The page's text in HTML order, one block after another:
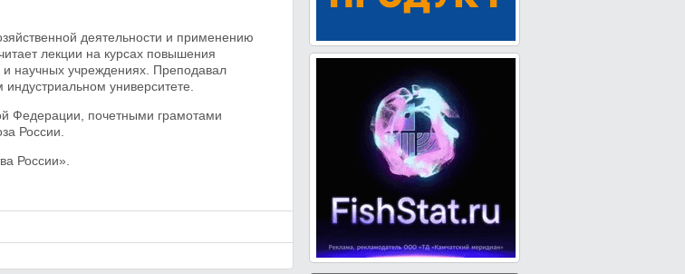
деятельности и применению
лекции на курсах повышения
научных учреждениях. Преподавал
университете.
Федерации, почетными грамотами
России.
России».